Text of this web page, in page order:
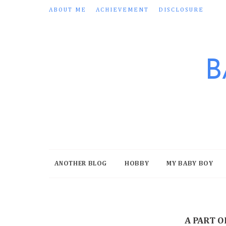
ABOUT ME ACHIEVEMENT DISCLOSURE
ANOTHER BLOG HOBBY MY BABY BOY
A PART